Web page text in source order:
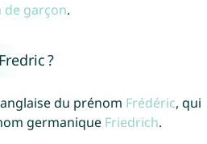
de garçon.
?
du prénom Frédéric, qui
germanique Friedrich.